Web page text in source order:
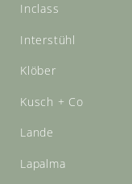
Inclass
Interstühl
Klöber
Kusch + Co
Lande
Lapalma